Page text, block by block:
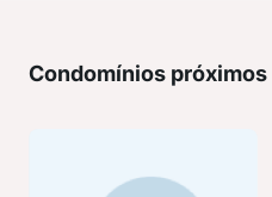
Condomínios próximos